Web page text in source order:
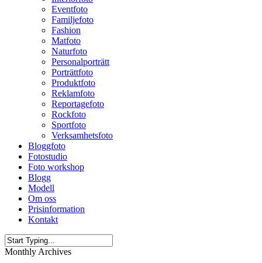
Eventfoto
Familjefoto
Fashion
Matfoto
Naturfoto
Personalporträtt
Porträttfoto
Produktfoto
Reklamfoto
Reportagefoto
Rockfoto
Sportfoto
Verksamhetsfoto
Bloggfoto
Fotostudio
Foto workshop
Blogg
Modell
Om oss
Prisinformation
Kontakt
Close
Monthly Archives